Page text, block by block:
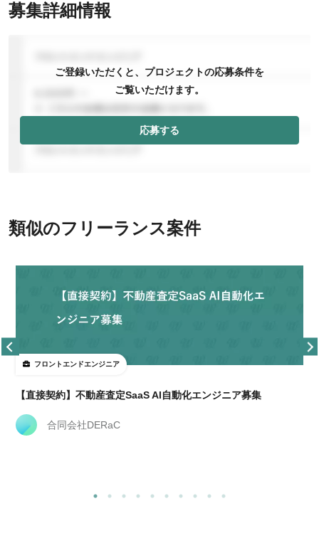
募集詳細情報
ご登録いただくと、プロジェクトの応募条件を
ご覧いただけます。
応募する
類似のフリーランス案件
フロントエンドエンジニア
【直接契約】不動産査定SaaS AI自動化エンジニア募集
合同会社DERaC